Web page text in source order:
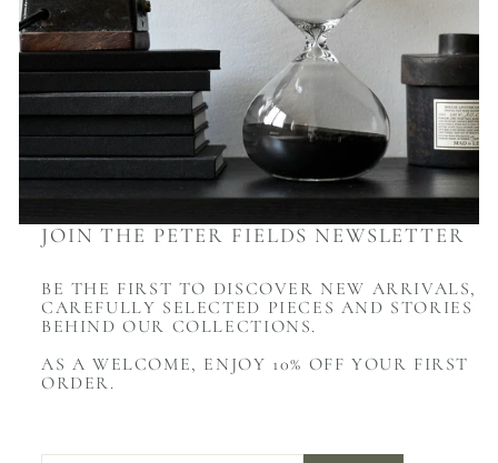
JOIN THE PETER FIELDS NEWSLETTER
BE THE FIRST TO DISCOVER NEW ARRIVALS,
CAREFULLY SELECTED PIECES AND STORIES
BEHIND OUR COLLECTIONS.
AS A WELCOME, ENJOY 10% OFF YOUR FIRST
ORDER.